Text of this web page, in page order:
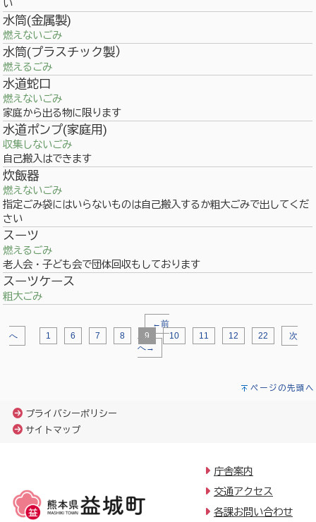
い
水筒(金属製)
燃えないごみ
水筒(プラスチック製）
燃えるごみ
水道蛇口
燃えないごみ
家庭から出る物に限ります
水道ポンプ(家庭用)
収集しないごみ
自己搬入はできます
炊飯器
燃えないごみ
指定ごみ袋にはいらないものは自己搬入するか粗大ごみで出してくだ
さい
スーツ
燃えるごみ
老人会・子ども会で団体回収もしております
スーツケース
粗大ごみ
←前
へ
1 6 7 8 9 10 11 12 22
次
へ→
ページの先頭へ
プライバシーポリシー
サイトマップ
庁舎案内
交通アクセス
各課お問い合わせ